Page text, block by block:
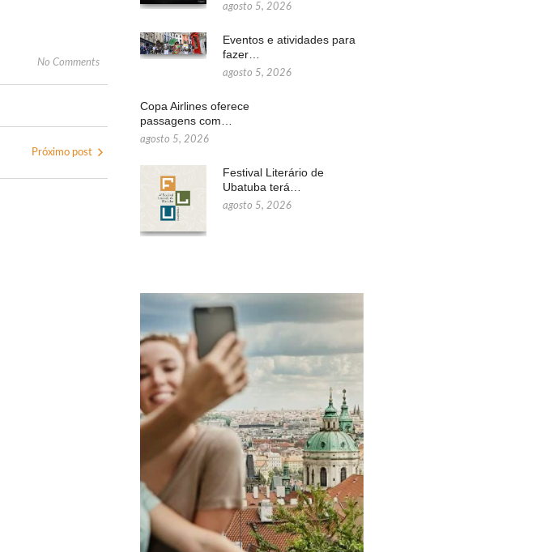
No Comments
Próximo post
agosto 5, 2026
Eventos e atividades para
fazer…
agosto 5, 2026
Copa Airlines oferece
passagens com…
agosto 5, 2026
Festival Literário de
Ubatuba terá…
agosto 5, 2026